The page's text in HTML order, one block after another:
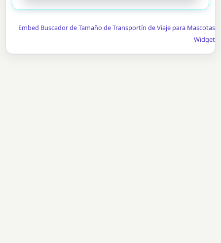
Embed Buscador de Tamaño de Transportín de Viaje para Mascotas
Widget